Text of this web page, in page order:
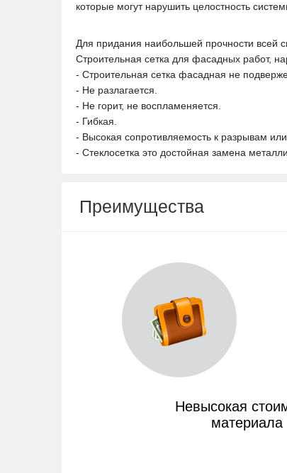
которые могут нарушить целостность
Для придания наибольшей прочности всей
Строительная сетка для фасадных работ,
- Строительная сетка фасадная не
- Не разлагается.
- Не горит, не воспламеняется.
- Гибкая.
- Высокая сопротивляемость к разрывам
- Стеклосетка это достойная замена
Преимущества
Невысокая
материала